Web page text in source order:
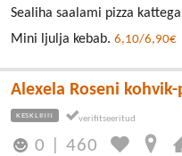
Sealiha saalami pizza
Mini ljulja kebab. 6,10/6,90€
Alexela Roseni kohvik-
KESKLINN
0 |460